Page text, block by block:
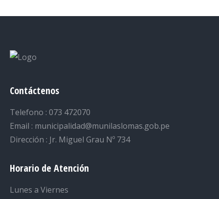
Contáctenos
Telefono : 073 472070
Email : municipalidad@munilaslomas.gob.pe
Dirección : Jr. Miguel Grau Nº 734
Horario de Atención
Lunes a Viernes